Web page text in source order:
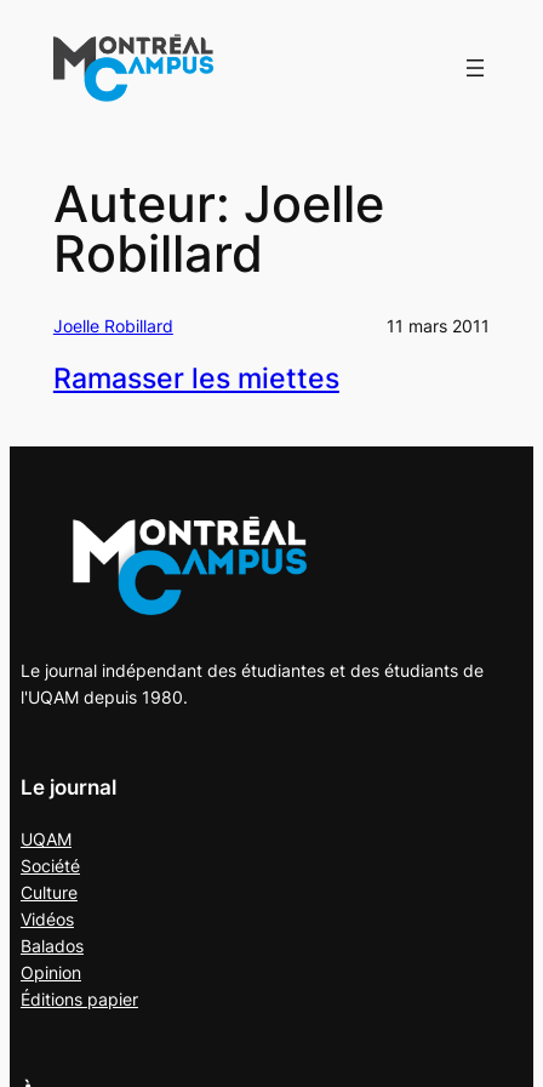
contenu
Auteur: Joelle
Robillard
Joelle Robillard 11 mars 2011
Ramasser les miettes
Le journal indépendant des étudiantes et des étudiants de
l'UQAM depuis 1980.
Le journal
UQAM
Société
Culture
Vidéos
Balados
Opinion
Éditions papier